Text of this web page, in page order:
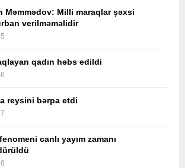
Məmmədov: Milli maraqlar şəxsi
verilməməlidir
qadın həbs edildi
reysini bərpa etdi
canlı yayım zamanı